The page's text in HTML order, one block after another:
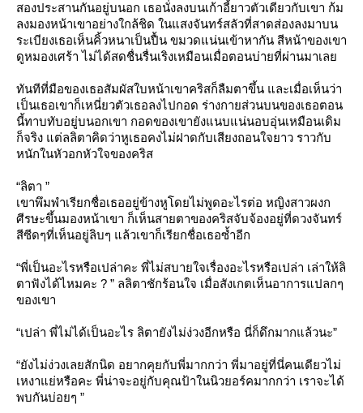
สองประสานกันอยู่บนอก เธอนั่งลงบนเก้าอี้ยาวตัวเดียวกับเขา ก้ม
ลงมองหน้าเขาอย่างใกล้ชิด ในแสงจันทร์สลัวที่สาดส่องลงมาบน
ระเบียงเธอเห็นคิ้วหนาเป็นปื้น ขมวดแน่นเข้าหากัน สีหน้าของเขา
ดูหมองเศร้า ไม่ได้สดชื่นรื่นเริงเหมือนเมื่อตอนบ่ายที่ผ่านมาเล
ทันทีที่มือของเธอสัมผัสใบหน้าเขาคริสก็ลืมตาขึ้น และเมื่อเห็นว่า
เป็นเธอเขาก็เหนี่ยวตัวเธอลงไปกอด ร่างกายส่วนบนของเธอตอน
นี้ทาบทับอยู่บนอกเขา กอดของเขายังแนบแน่นอบอุ่นเหมือนเดิม
ก็จริง แต่ลลิตาคิดว่าหูเธอคงไม่ฝาดกับเสียงถอนใจยาว ราวกับ
หนักในหัวอกหัวใจของคริส
“ลิตา ”
เขาพึมพำเรียกชื่อเธออยู่ข้างหูโดยไม่พูดอะไรต่อ หญิงสาวผงก
ศีรษะขึ้นมองหน้าเขา ก็เห็นสายตาของคริสจับจ้องอยู่ที่ดวงจันทร์
สีซีดๆที่เห็นอยู่ลิบๆ แล้วเขาก็เรียกชื่อเธอซ้ำอีก
“พี่เป็นอะไรหรือเปล่าคะ พี่ไม่สบายใจเรื่องอะไรหรือเปล่า เล่าให้ลิ
ตาฟังได้ไหมคะ ? ” ลลิตาชักร้อนใจ เมื่อสังเกตเห็นอาการแปลกๆ
ของเขา
“เปล่า พี่ไม่ได้เป็นอะไร ลิตายังไม่ง่วงอีกหรือ นี่ก็ดึกมากแล้วนะ”
“ยังไม่ง่วงเลยสักนิด อยากคุยกับพี่มากกว่า พี่มาอยู่ที่นี่คนเดียวไม่
เหงาแย่หรือคะ พี่น่าจะอยู่กับคุณป้าในนิวยอร์คมากกว่า เราจะได้
พบกันบ่อยๆ ”